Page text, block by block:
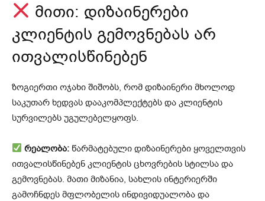
მითი: დიზაინერები
კლიენტის გემოვნებას არ
ითვალისწინებენ
ზოგიერთი ოჯახი შიშობს, რომ დიზაინერი მხოლოდ
საკუთარ ხედვას დააკომპლექტებს და კლიენტის
სურვილებს უგულებელყოფს.
რეალობა: წარმატებული დიზაინერები ყოველთვის
ითვალისწინებენ კლიენტის ცხოვრების სტილსა და
გემოვნებას. მათი მიზანია, სახლის ინტერიერში
გამოჩნდეს მფლობელის ინდივიდუალობა და